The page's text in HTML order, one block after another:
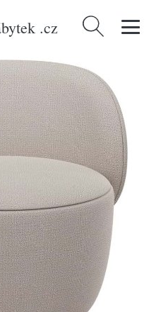
.cz Vyhledávání
nábytek > Křesla/Béžové